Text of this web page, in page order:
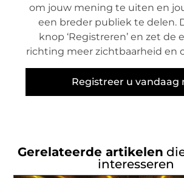
om jouw mening te uiten en
een breder publiek te delen.
knop ‘Registreren’ en zet de
richting meer zichtbaarheid en
Registreer u vandaag
Gerelateerde artikelen
interesseren